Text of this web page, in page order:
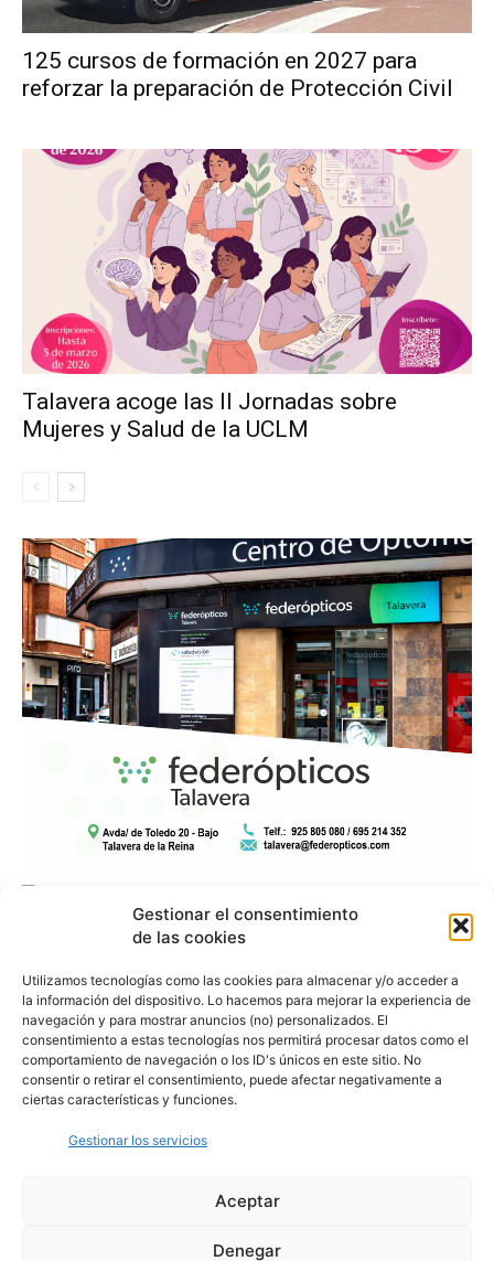
Gestionar el consentimiento
de las cookies
Utilizamos tecnologías como las cookies para almacenar y/o acceder a
la información del dispositivo. Lo hacemos para mejorar la experiencia de
navegación y para mostrar anuncios (no) personalizados. El
consentimiento a estas tecnologías nos permitirá procesar datos como el
comportamiento de navegación o los ID's únicos en este sitio. No
consentir o retirar el consentimiento, puede afectar negativamente a
ciertas características y funciones.
Gestionar los servicios
Aceptar
Denegar
125 cursos de formación en 2027 para
reforzar la preparación de Protección Civil
Talavera acoge las II Jornadas sobre
Mujeres y Salud de la UCLM